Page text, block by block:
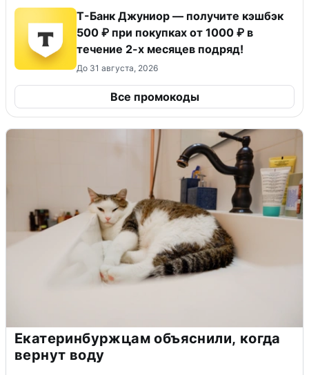
Т-Банк Джуниор — получите кэшбэк
500 ₽ при покупках от 1000 ₽ в
течение 2-х месяцев подряд!
До 31 августа, 2026
Все промокоды
Екатеринбуржцам объяснили, когда
вернут воду